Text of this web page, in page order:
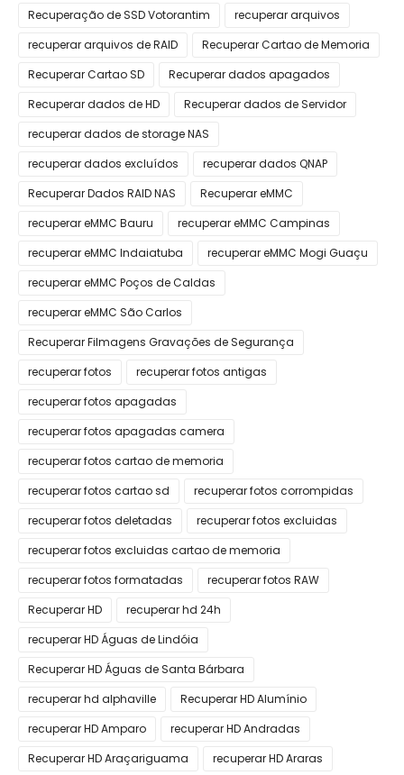
Recuperação de SSD Votorantim
recuperar arquivos
recuperar arquivos de RAID
Recuperar Cartao de Memoria
Recuperar Cartao SD
Recuperar dados apagados
Recuperar dados de HD
Recuperar dados de Servidor
recuperar dados de storage NAS
recuperar dados excluídos
recuperar dados QNAP
Recuperar Dados RAID NAS
Recuperar eMMC
recuperar eMMC Bauru
recuperar eMMC Campinas
recuperar eMMC Indaiatuba
recuperar eMMC Mogi Guaçu
recuperar eMMC Poços de Caldas
recuperar eMMC São Carlos
Recuperar Filmagens Gravações de Segurança
recuperar fotos
recuperar fotos antigas
recuperar fotos apagadas
recuperar fotos apagadas camera
recuperar fotos cartao de memoria
recuperar fotos cartao sd
recuperar fotos corrompidas
recuperar fotos deletadas
recuperar fotos excluidas
recuperar fotos excluidas cartao de memoria
recuperar fotos formatadas
recuperar fotos RAW
Recuperar HD
recuperar hd 24h
recuperar HD Águas de Lindóia
Recuperar HD Águas de Santa Bárbara
recuperar hd alphaville
Recuperar HD Alumínio
recuperar HD Amparo
recuperar HD Andradas
Recuperar HD Araçariguama
recuperar HD Araras